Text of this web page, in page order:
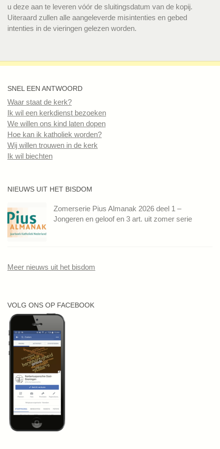
u deze aan te leveren vóór de sluitingsdatum van de kopij.
Uiteraard zullen alle aangeleverde misintenties en gebed
intenties in de vieringen gelezen worden.
SNEL EEN ANTWOORD
Waar staat de kerk?
Ik wil een kerkdienst bezoeken
We willen ons kind laten dopen
Hoe kan ik katholiek worden?
Wij willen trouwen in de kerk
Ik wil biechten
NIEUWS UIT HET BISDOM
Zomerserie Pius Almanak 2026 deel 1 –
Jongeren en geloof en 3 art. uit zomer serie
Meer nieuws uit het bisdom
VOLG ONS OP FACEBOOK